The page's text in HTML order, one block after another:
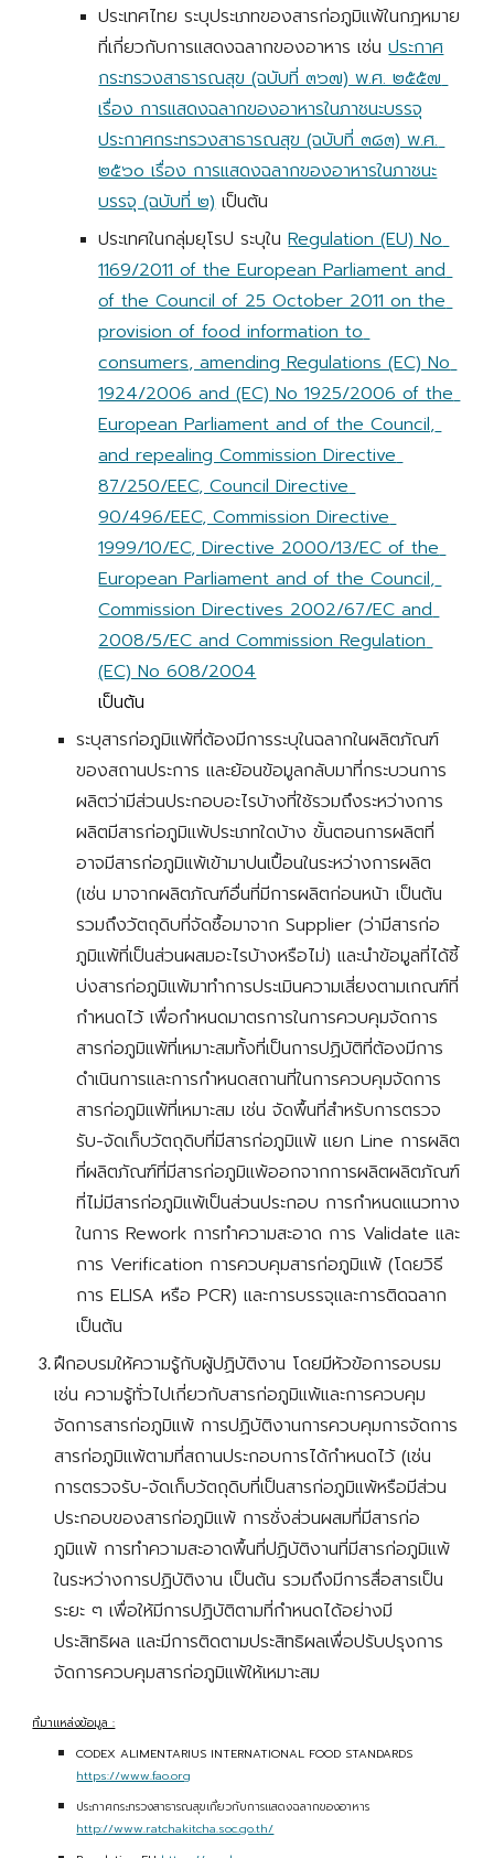
ประเทศไทย ระบุประเภทของสารก่อภูมิแพ้ในกฎหมาย
ที่เกี่ยวกับการแสดงฉลากของอาหาร เช่น ประกาศ
กระทรวงสาธารณสุข (ฉบับที่ ๓๖๗) พ.ศ. ๒๕๕๗
เรื่อง การแสดงฉลากของอาหารในภาชนะบรรจุ
ประกาศกระทรวงสาธารณสุข (ฉบับที่ ๓๘๓) พ.ศ.
๒๕๖๐ เรื่อง การแสดงฉลากของอาหารในภาชนะ
บรรจุ (ฉบับที่ ๒) เป็นต้น
ประเทศในกลุ่มยุโรป ระบุใน Regulation (EU) No
1169/2011 of the European Parliament and
of the Council of 25 October 2011 on the
provision of food information to
consumers, amending Regulations (EC) No
1924/2006 and (EC) No 1925/2006 of the
European Parliament and of the Council,
and repealing Commission Directive
87/250/EEC, Council Directive
90/496/EEC, Commission Directive
1999/10/EC, Directive 2000/13/EC of the
European Parliament and of the Council,
Commission Directives 2002/67/EC and
2008/5/EC and Commission Regulation
(EC) No 608/2004
เป็นต้น
ระบุสารก่อภูมิแพ้ที่ต้องมีการระบุในฉลากในผลิตภัณฑ์
ของสถานประการ และย้อนข้อมูลกลับมาที่กระบวนการ
ผลิตว่ามีส่วนประกอบอะไรบ้างที่ใช้รวมถึงระหว่างการ
ผลิตมีสารก่อภูมิแพ้ประเภทใดบ้าง ขั้นตอนการผลิตที่
อาจมีสารก่อภูมิแพ้เข้ามาปนเปื้อนในระหว่างการผลิต
(เช่น มาจากผลิตภัณฑ์อื่นที่มีการผลิตก่อนหน้า เป็นต้น
รวมถึงวัตถุดิบที่จัดซื้อมาจาก Supplier (ว่ามีสารก่อ
ภูมิแพ้ที่เป็นส่วนผสมอะไรบ้างหรือไม่) และนำข้อมูลที่ได้ชี้
บ่งสารก่อภูมิแพ้มาทำการประเมินความเสี่ยงตามเกณฑ์ที่
กำหนดไว้ เพื่อกำหนดมาตรการในการควบคุมจัดการ
สารก่อภูมิแพ้ที่เหมาะสมทั้งที่เป็นการปฏิบัติที่ต้องมีการ
ดำเนินการและการกำหนดสถานที่ในการควบคุมจัดการ
สารก่อภูมิแพ้ที่เหมาะสม เช่น จัดพื้นที่สำหรับการตรวจ
รับ-จัดเก็บวัตถุดิบที่มีสารก่อภูมิแพ้ แยก Line การผลิต
ที่ผลิตภัณฑ์ที่มีสารก่อภูมิแพ้ออกจากการผลิตผลิตภัณฑ์
ที่ไม่มีสารก่อภูมิแพ้เป็นส่วนประกอบ การกำหนดแนวทาง
ในการ Rework การทำความสะอาด การ Validate และ
การ Verification การควบคุมสารก่อภูมิแพ้ (โดยวิธี
การ ELISA หรือ PCR) และการบรรจุและการติดฉลาก
เป็นต้น
ฝึกอบรมให้ความรู้กับผู้ปฏิบัติงาน โดยมีหัวข้อการอบรม
เช่น ความรู้ทั่วไปเกี่ยวกับสารก่อภูมิแพ้และการควบคุม
จัดการสารก่อภูมิแพ้ การปฏิบัติงานการควบคุมการจัดการ
สารก่อภูมิแพ้ตามที่สถานประกอบการได้กำหนดไว้ (เช่น
การตรวจรับ-จัดเก็บวัตถุดิบที่เป็นสารก่อภูมิแพ้หรือมีส่วน
ประกอบของสารก่อภูมิแพ้ การชั่งส่วนผสมที่มีสารก่อ
ภูมิแพ้ การทำความสะอาดพื้นที่ปฏิบัติงานที่มีสารก่อภูมิแพ้
ในระหว่างการปฏิบัติงาน เป็นต้น รวมถึงมีการสื่อสารเป็น
ระยะ ๆ เพื่อให้มีการปฏิบัติตามที่กำหนดได้อย่างมี
ประสิทธิผล และมีการติดตามประสิทธิผลเพื่อปรับปรุงการ
จัดการควบคุมสารก่อภูมิแพ้ให้เหมาะสม
ที่มาแหล่งข้อมูล :
https://www.fao.org
ประกาศกระทรวงสาธารณสุขเกี่ยวกับการแสดงฉลากของอาหาร
http://www.ratchakitcha.soc.go.th/